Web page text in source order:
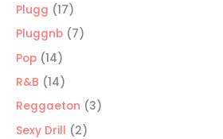
Plugg 1717
productos
Pluggnb 77
Pop 1414
productos
R&B 1414
productos
Reggaeton 33
Sexy Drill 22